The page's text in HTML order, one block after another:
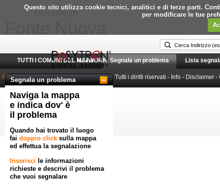
Questo sito utilizza cookie tecnici, analitici e di terze parti.
per modificare le tue
TUTTI I COMUNI DEL NETWORK
Home Segnala un problema Lista
Segnala un problema
Naviga la mappa
e indica dov' è
il problema
Quando hai trovato il luogo
fai doppio click sulla mappa
ed effettua la segnalazione
Inserisci le informazioni
richieste e descrivi il problema
che vuoi segnalare
© 2010-2026 Posytron Engineering S.r.l.- Tutti i diritti riservati - Info - Disclaimer -
Powered by GeoWorkflow